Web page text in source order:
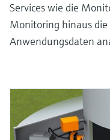
Services wie die
Monitoring hinaus
Anwendungsdaten